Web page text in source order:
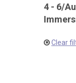
4 - 6/
Clear